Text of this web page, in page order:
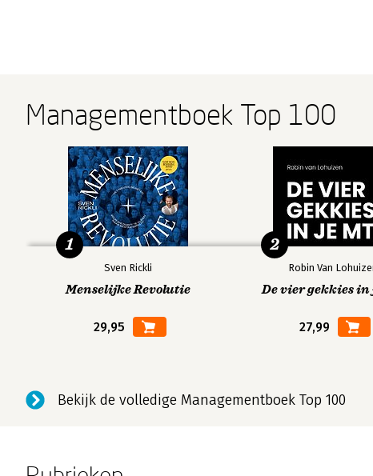
Managementboek Top 100
Sven Rickli
Menselijke Revolutie
29,95
1
Robin Van
De vier gekkies in
27,99
2
Bekijk de volledige Managementboek Top 100